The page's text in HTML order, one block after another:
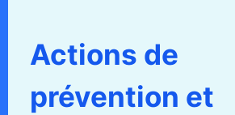
Actions de
prévention et